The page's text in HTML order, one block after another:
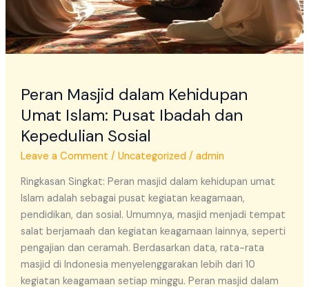
Peran Masjid dalam Kehidupan
Umat Islam: Pusat Ibadah dan
Kepedulian Sosial
Leave a Comment / Uncategorized / admin
Ringkasan Singkat: Peran masjid dalam kehidupan umat
Islam adalah sebagai pusat kegiatan keagamaan,
pendidikan, dan sosial. Umumnya, masjid menjadi tempat
salat berjamaah dan kegiatan keagamaan lainnya, seperti
pengajian dan ceramah. Berdasarkan data, rata-rata
masjid di Indonesia menyelenggarakan lebih dari 10
kegiatan keagamaan setiap minggu. Peran masjid dalam
Ibadah
dan
Kepedulian